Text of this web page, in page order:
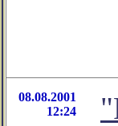
08.08.2001
12:24